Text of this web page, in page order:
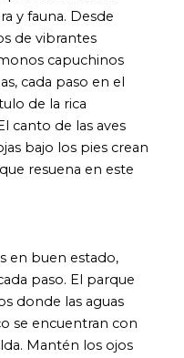
y fauna. Desde
de vibrantes
capuchinos
cada paso en el
de la rica
canto de las aves
bajo los pies crean
resuena en este
en buen estado,
paso. El parque
donde las aguas
se encuentran con
Mantén los ojos